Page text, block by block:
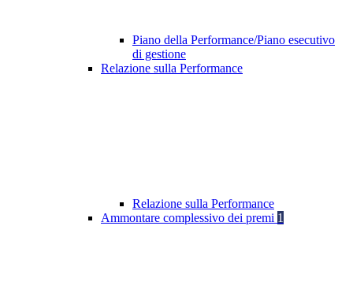
Piano della Performance/Piano esecutivo
di gestione
Relazione sulla Performance
Relazione sulla Performance
Ammontare complessivo dei premi 1